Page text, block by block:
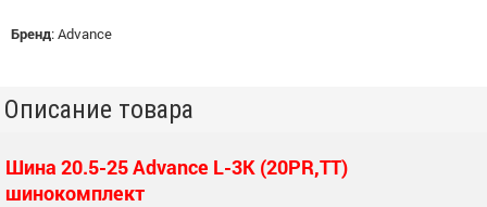
Бренд:Advance
Описание товара
Шина 20.5-25 Advance L-3K (20PR,TT)
шинокомплект